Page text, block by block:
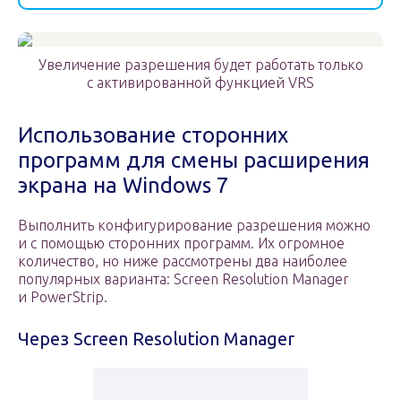
Увеличение разрешения будет работать только
с активированной функцией VRS
Использование сторонних
программ для смены расширения
экрана на Windows 7
Выполнить конфигурирование разрешения можно
и с помощью сторонних программ. Их огромное
количество, но ниже рассмотрены два наиболее
популярных варианта: Screen Resolution Manager
и PowerStrip.
Через Screen Resolution Manager